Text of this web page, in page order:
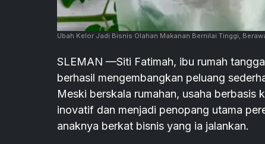
Ubah Kelor Jadi Bisnis Olahan Makanan Bernilai Tinggi,
SLEMAN —Siti Fatimah, ibu rumah
berhasil mengembangkan peluang
Meski berskala rumahan, usaha berbasis
inovatif dan menjadi penopang utama
anaknya berkat bisnis yang ia jalankan.